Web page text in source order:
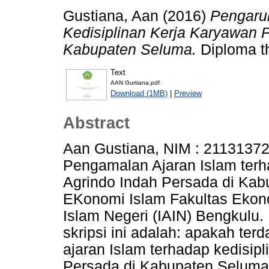
Gustiana, Aan (2016)
Kedisiplinan Kerja Karyawan
Kabupaten Seluma. Diploma
Text
AAN Gurtiana.pdf
Download (1MB) | Preview
Abstract
Aan Gustiana, NIM :
Pengamalan Ajaran Islam
Agrindo Indah Persada di
EKonomi Islam Fakultas
Islam Negeri (IAIN)
skripsi ini adalah: apakah
ajaran Islam terhadap